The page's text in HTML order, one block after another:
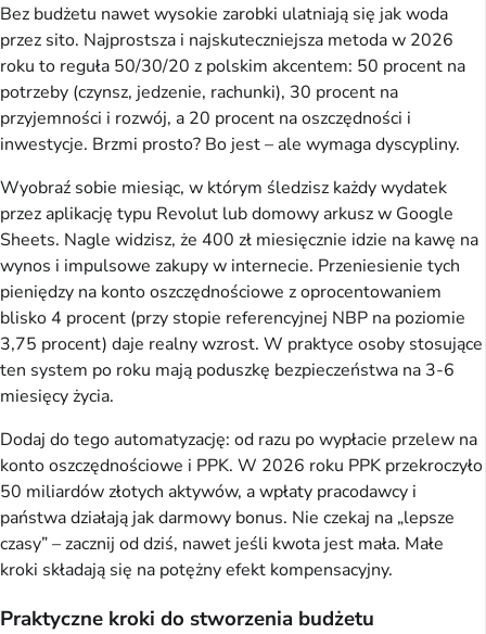
Bez budżetu nawet wysokie zarobki ulatniają się jak woda
przez sito. Najprostsza i najskuteczniejsza metoda w 2026
roku to reguła 50/30/20 z polskim akcentem: 50 procent na
potrzeby (czynsz, jedzenie, rachunki), 30 procent na
przyjemności i rozwój, a 20 procent na oszczędności i
inwestycje. Brzmi prosto? Bo jest – ale wymaga dyscypliny.
Wyobraź sobie miesiąc, w którym śledzisz każdy wydatek
przez aplikację typu Revolut lub domowy arkusz w Google
Sheets. Nagle widzisz, że 400 zł miesięcznie idzie na kawę na
wynos i impulsowe zakupy w internecie. Przeniesienie tych
pieniędzy na konto oszczędnościowe z oprocentowaniem
blisko 4 procent (przy stopie referencyjnej NBP na poziomie
3,75 procent) daje realny wzrost. W praktyce osoby stosujące
ten system po roku mają poduszkę bezpieczeństwa na 3-6
miesięcy życia.
Dodaj do tego automatyzację: od razu po wypłacie przelew na
konto oszczędnościowe i PPK. W 2026 roku PPK przekroczyło
50 miliardów złotych aktywów, a wpłaty pracodawcy i
państwa działają jak darmowy bonus. Nie czekaj na „lepsze
czasy” – zacznij od dziś, nawet jeśli kwota jest mała. Małe
kroki składają się na potężny efekt kompensacyjny.
Praktyczne kroki do stworzenia budżetu